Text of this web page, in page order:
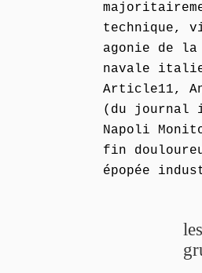
technique,
agonie de
navale
Article11,
(du journal
Napoli
fin
épopée